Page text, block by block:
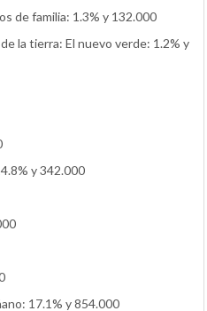
de familia: 1.3% y 132.000
la tierra: El nuevo verde: 1.2% y
y 342.000
17.1% y 854.000